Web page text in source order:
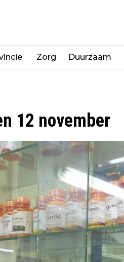
Zorg Duurzaam
12 november